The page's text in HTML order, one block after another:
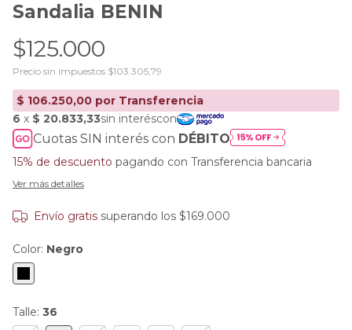
Sandalia BENIN
$125.000
Precio sin impuestos $103.305,79
Cuotas SIN interés con DÉBITO
15% de descuento pagando con Transferencia bancaria
Ver más detalles
Envío gratis superando los $169.000
Color: Negro
Talle: 36